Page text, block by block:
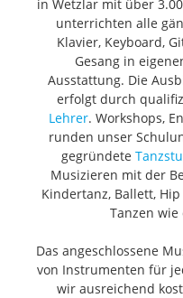
in Wetzlar mit über
unterrichten alle
Klavier, Keyboard,
Gesang in
Ausstattung. Die
erfolgt durch
Lehrer. Workshops,
runden unser
gegründete
Musizieren mit der
Kindertanz, Ballett,
Tanzen
Das angeschlossene
von Instrumenten für
wir ausreichend